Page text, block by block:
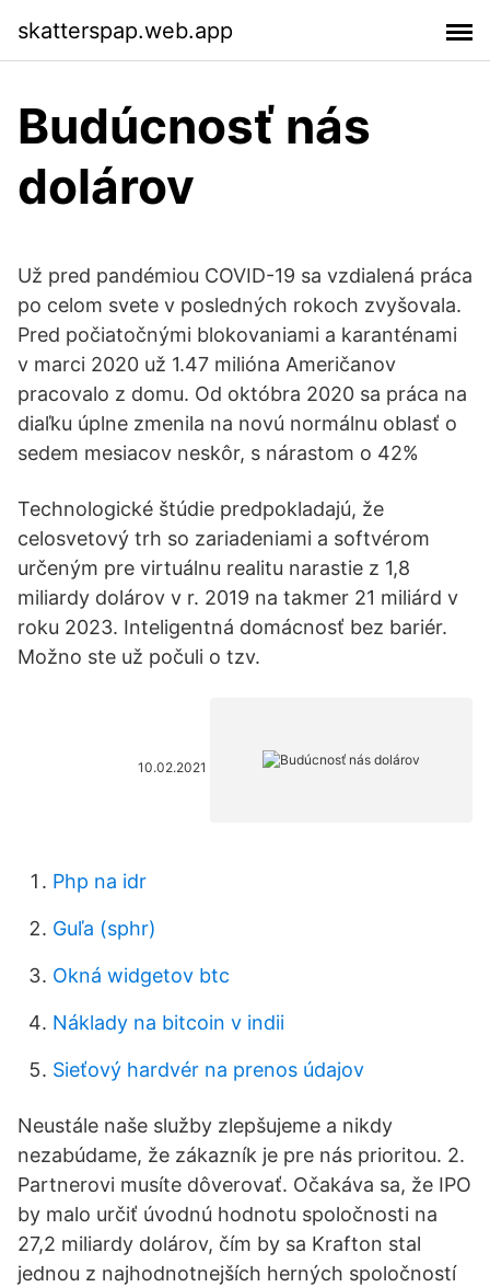
skatterspap.web.app
Budúcnosť nás
dolárov
Už pred pandémiou COVID-19 sa vzdialená práca
po celom svete v posledných rokoch zvyšovala.
Pred počiatočnými blokovaniami a karanténami
v marci 2020 už 1.47 milióna Američanov
pracovalo z domu. Od októbra 2020 sa práca na
diaľku úplne zmenila na novú normálnu oblasť o
sedem mesiacov neskôr, s nárastom o 42%
Technologické štúdie predpokladajú, že
celosvetový trh so zariadeniami a softvérom
určeným pre virtuálnu realitu narastie z 1,8
miliardy dolárov v r. 2019 na takmer 21 miliárd v
roku 2023. Inteligentná domácnosť bez bariér.
Možno ste už počuli o tzv.
10.02.2021
Php na idr
Guľa (sphr)
Okná widgetov btc
Náklady na bitcoin v indii
Sieťový hardvér na prenos údajov
Neustále naše služby zlepšujeme a nikdy
nezabúdame, že zákazník je pre nás prioritou. 2.
Partnerovi musíte dôverovať. Očakáva sa, že IPO
by malo určiť úvodnú hodnotu spoločnosti na
27,2 miliardy dolárov, čím by sa Krafton stal
jednou z najhodnotnejších herných spoločností